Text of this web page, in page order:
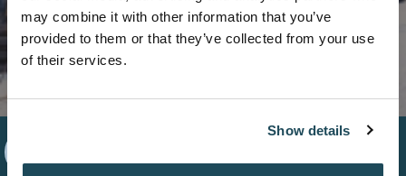
may combine it with other information that you’ve
provided to them or that they’ve collected from your use
of their services.
Show details
journalier